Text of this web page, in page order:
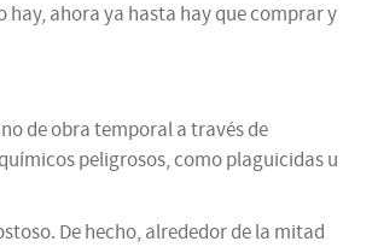
ahora ya hasta hay que comprar y
de obra temporal a través de
peligrosos, como plaguicidas u
De hecho, alrededor de la mitad